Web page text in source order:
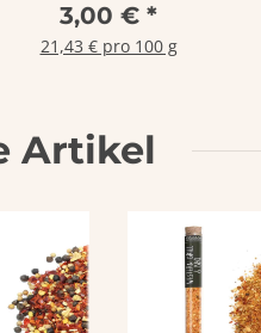
Rinama
3,00 € *
21,43 € pro 100 g
Artikel